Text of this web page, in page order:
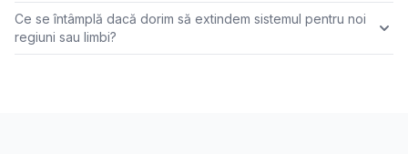
Ce se întâmplă dacă dorim să extindem sistemul pentru noi
regiuni sau limbi?